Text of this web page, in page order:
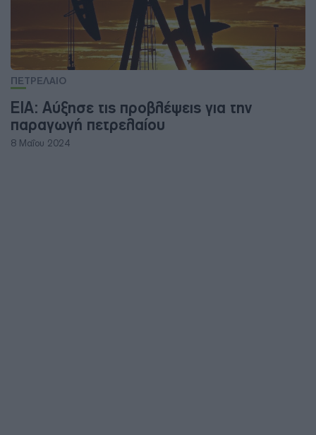
ΠΕΤΡΕΛΑΙΟ
EIA: Αύξησε τις προβλέψεις για την
παραγωγή πετρελαίου
8 Μαΐου 2024